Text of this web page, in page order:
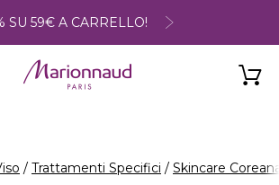
SU 59€ A CARRELLO!
Trattamenti Specifici Skincare